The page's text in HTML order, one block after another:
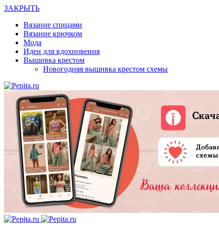
ЗАКРЫТЬ
Вязание спицами
Вязание крючком
Мода
Идеи для вдохновения
Вышивка крестом
Новогодняя вышивка крестом схемы